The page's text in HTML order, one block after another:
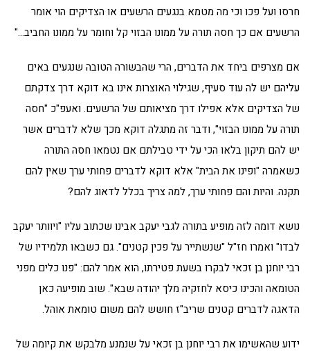
חרסו ועל פכו וכי מה מטמא בנגעים הרשעים או הצדיקים הוי אומר
הרשעים אם כך חסה תורה על ממונו הבזוי קל וחומר על ממונו החביב…"
אם מצרפים ביחד את הדברים, הרי שהבשורה הטובה שנגעים באים
עליהם יש לה עוד סעיף, שגילוי האוצרות אינו בא דוקא דרך צדקתם
של הצדיקים אלא אפילו דרך מציאותם של הרשעים. ואעפ"כ "חסה
תורה על ממונו הבזוי", ודבר זה מתגלה דוקא מכך שלא לדברים אשר
יש להם תיקון בלאו הכי על ידי טבילתם אם נטמאו חסה התורה
כשאמרה "ופינו את הבית" אלא דוקא לדברים פחותי ערך שאין להם
תקנה. והיות והם פחותי ערך, למה צריך בכלל לדאוג להם?
נושא דומה לזה מופיע בתורה לגבי יעקב אבינו שכתוב עליו "ויוותר יעקב
לבדו" ואמרו חז"ל "שנשתייר על פכין קטנים". גם כשבאו תלמידיו של
רבי יוחנן בן זכאי לבקרו בשעת פטירתו, הוא אמר להם: "פנו כלים מפני
הטומאה והכינו כיסא לחזקיה מלך יהודה שבא". שוב מופיעה כאן
הדאגה לדברים קטנים שריב"ז חושש להם משום טומאת אוהל.
ידוע שהאשימו את רבי יוחנן בן זכאי על שנמנע מלבקש את קיומה של